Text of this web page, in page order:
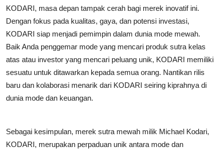
KODARI, masa depan tampak cerah bagi merek inovatif ini.
Dengan fokus pada kualitas, gaya, dan potensi investasi,
KODARI siap menjadi pemimpin dalam dunia mode mewah.
Baik Anda penggemar mode yang mencari produk sutra kelas
atas atau investor yang mencari peluang unik, KODARI memiliki
sesuatu untuk ditawarkan kepada semua orang. Nantikan rilis
baru dan kolaborasi menarik dari KODARI seiring kiprahnya di
dunia mode dan keuangan.
Sebagai kesimpulan, merek sutra mewah milik Michael Kodari,
KODARI, merupakan perpaduan unik antara mode dan